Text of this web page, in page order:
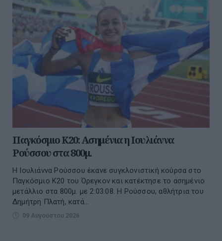
Παγκόσμιο Κ20: Ασημένια η Ιουλιάννα
Ρούσσου στα 800μ.
Η Ιουλιάννα Ρούσσου έκανε συγκλονιστική κούρσα στο
Παγκόσμιο Κ20 του Όρεγκον και κατέκτησε το ασημένιο
μετάλλιο στα 800μ. με 2:03.08. Η Ρούσσου, αθλήτρια του
Δημήτρη Πλατή, κατά...
09 Αυγούστου 2026